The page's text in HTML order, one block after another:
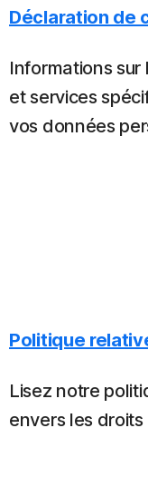
Déclaration de
Informations
et services
vos données
Politique
Lisez notre
envers les